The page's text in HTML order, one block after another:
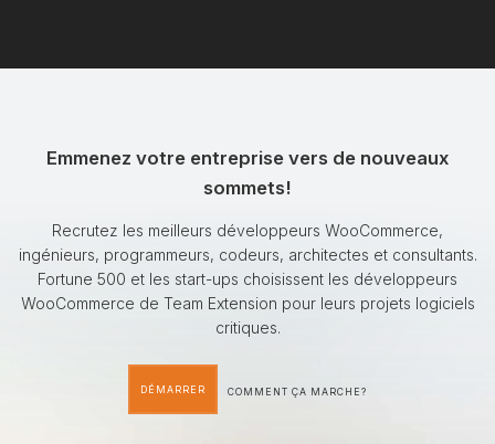
Emmenez votre entreprise vers de nouveaux
sommets!
Recrutez les meilleurs développeurs WooCommerce,
ingénieurs, programmeurs, codeurs, architectes et consultants.
Fortune 500 et les start-ups choisissent les développeurs
WooCommerce de Team Extension pour leurs projets logiciels
critiques.
DÉMARRER COMMENT ÇA MARCHE?